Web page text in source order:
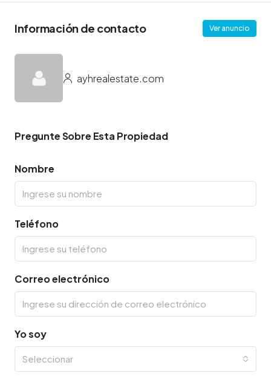
Información de contacto Ver anuncio
ayhrealestate.com
Pregunte Sobre Esta Propiedad
Nombre
Teléfono
Correo electrónico
Yo soy
Seleccionar